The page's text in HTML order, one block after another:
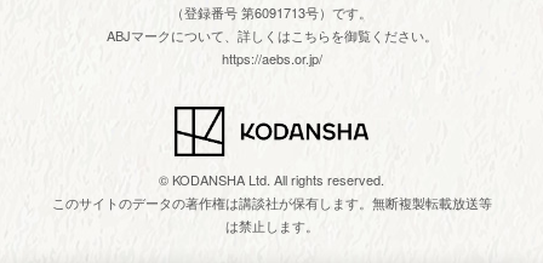
（登録番号 第6091713号）です。
ABJマークについて、詳しくはこちらを御覧ください。
https://aebs.or.jp/
© KODANSHA Ltd. All rights reserved.
このサイトのデータの著作権は講談社が保有します。無断複製転載放送等
は禁止します。